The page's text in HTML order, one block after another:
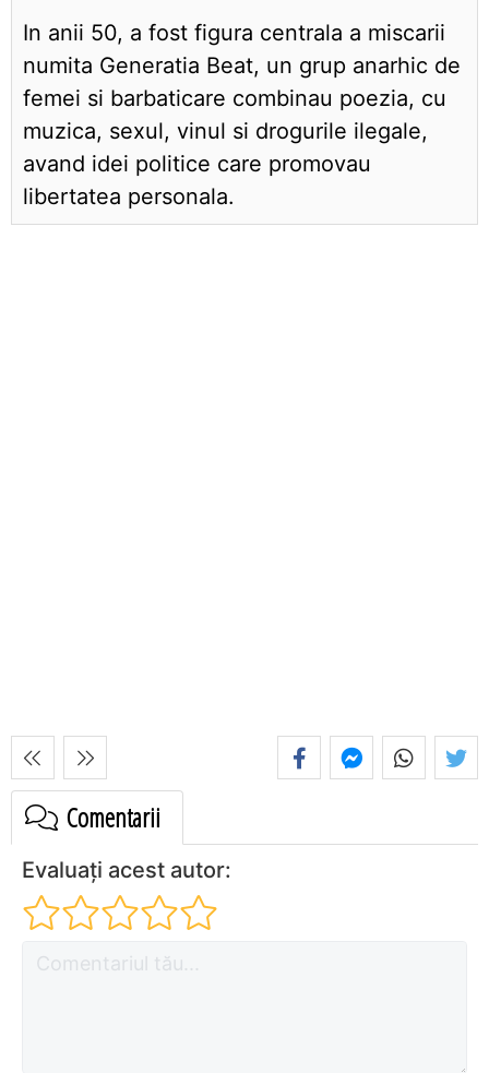
In anii 50, a fost figura centrala a miscarii
numita Generatia Beat, un grup anarhic de
femei si barbaticare combinau poezia, cu
muzica, sexul, vinul si drogurile ilegale,
avand idei politice care promovau
libertatea personala.
Comentarii
Evaluați acest autor: